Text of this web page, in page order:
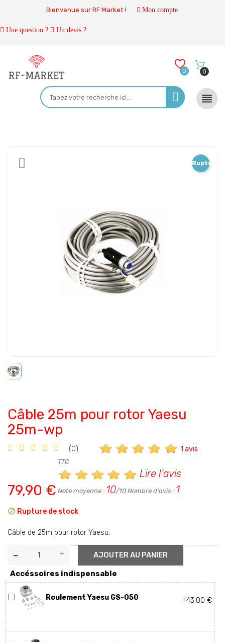
Bienvenue sur RF Market ! Mon compte
Une question ? Un devis ?
0 0

Rupture
Câble 25m pour rotor Yaesu
25m-wp
(0) 1 avis
79,90 €
TTC
Lire l'avis
Note moyenne : 10/10 Nombre d'avis : 1
 Rupture de stock
Câble de 25m pour rotor Yaesu.
AJOUTER AU PANIER
Accéssoires indispensable
Roulement Yaesu GS-050 +43,00 €